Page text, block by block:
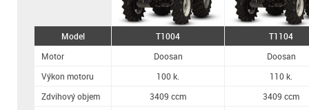
Model
Motor
Výkon motoru
Zdvihový objem
T1004
T1104
Doosan
Doosan
100 k.
110 k.
3409 ccm
3409 ccm